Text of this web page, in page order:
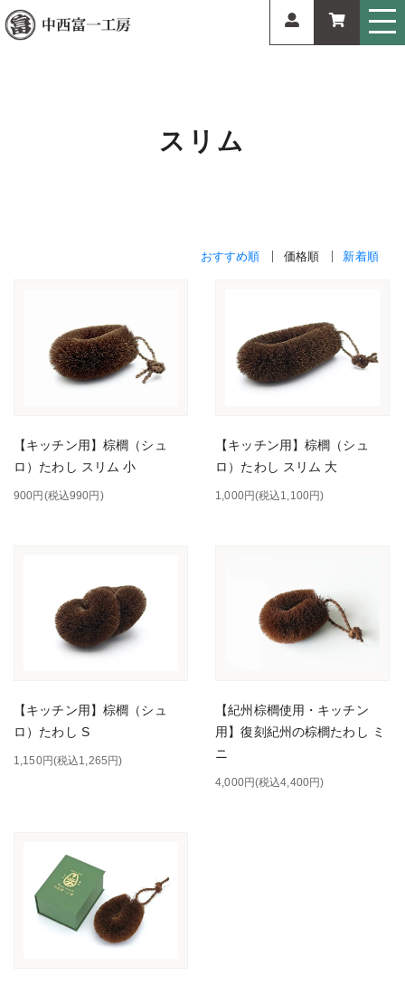
スリム
おすすめ順 価格順 新着順
【キッチン用】棕櫚（シュ
ロ）たわし スリム 小
900円(税込990円)
【キッチン用】棕櫚（シュ
ロ）たわし スリム 大
1,000円(税込1,100円)
【キッチン用】棕櫚（シュ
ロ）たわし S
1,150円(税込1,265円)
【紀州棕櫚使用・キッチン
用】復刻紀州の棕櫚たわし ミ
ニ
4,000円(税込4,400円)